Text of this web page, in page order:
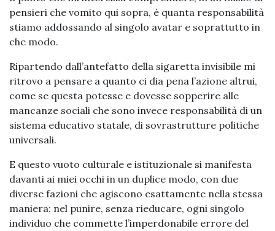
pensieri che vomito qui sopra, è quanta responsabilità
stiamo addossando al singolo avatar e soprattutto in
che modo.
Ripartendo dall’antefatto della sigaretta invisibile mi
ritrovo a pensare a quanto ci dia pena l’azione altrui,
come se questa potesse e dovesse sopperire alle
mancanze sociali che sono invece responsabilità di un
sistema educativo statale, di sovrastrutture politiche
universali.
E questo vuoto culturale e istituzionale si manifesta
davanti ai miei occhi in un duplice modo, con due
diverse fazioni che agiscono esattamente nella stessa
maniera: nel punire, senza rieducare, ogni singolo
individuo che commette l’imperdonabile errore del